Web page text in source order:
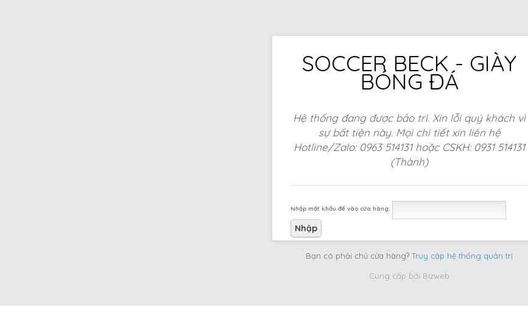
SOCCER BECK - GIÀY
BÓNG ĐÁ
Hệ thống đang được bảo trì. Xin lỗi quý khách vì
sự bất tiện này. Mọi chi tiết xin liên hệ
Hotline/Zalo: 0963 514131 hoặc CSKH: 0931 514131
(Thành)
Nhập mật khẩu để vào cửa hàng:
Bạn có phải chủ cửa hàng? Truy cập hệ thống quản trị
Cung cấp bởi Bizweb